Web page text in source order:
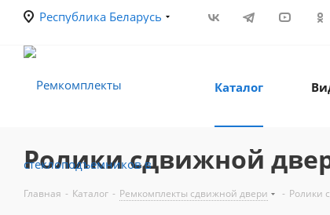
Республика Беларусь
Каталог
Ролики сдвижной
Главная - Каталог - Ремкомплекты сдвижной двери - Ролики